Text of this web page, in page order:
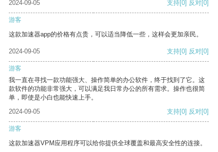
2024-09-05
支持[0] 反对[0]
游客
这款加速器app的价格有点贵，可以适当降低一些，这样会更加亲民。
2024-09-05 支持[0] 反对[0]
游客
我一直在寻找一款功能强大、操作简单的办公软件，终于找到了它。这
款软件的功能非常强大，可以满足我日常办公的所有需求。操作也很简
单，即使是小白也能快速上手。
2024-09-05
支持[0] 反对[0]
游客
这款加速器VPM应用程序可以给你提供全球覆盖和最高安全性的连接。